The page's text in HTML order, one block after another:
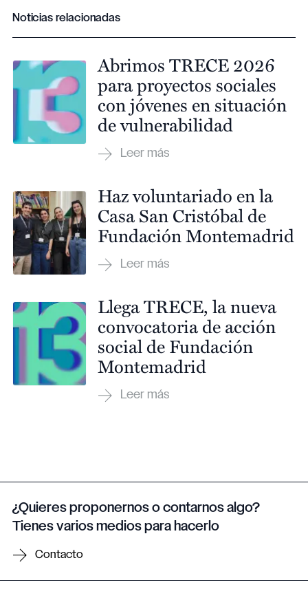
Noticias relacionadas
Abrimos TRECE 2026
para proyectos sociales
con jóvenes en situación
de vulnerabilidad
Haz voluntariado en la
Casa San Cristóbal de
Fundación Montemadrid
Llega TRECE, la nueva
convocatoria de acción
social de Fundación
Montemadrid
¿Quieres proponernos o contarnos algo?
Tienes varios medios para hacerlo
Contacto